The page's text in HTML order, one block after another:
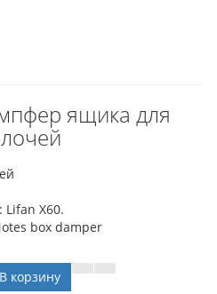
ящика для
Lifan X60.
box damper
В корзину